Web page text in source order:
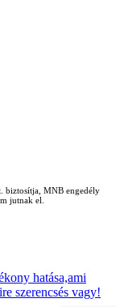
biztosítja, MNB engedély
jutnak el.
hatása,ami
szerencsés vagy!